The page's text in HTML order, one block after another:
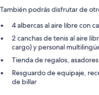
También podrás disfrutar de
4 albercas al aire libre con
2 canchas de tenis al aire
cargo) y personal
Tienda de regalos,
Resguardo de equipaje,
de billar